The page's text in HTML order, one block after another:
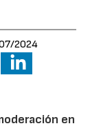
2024
en